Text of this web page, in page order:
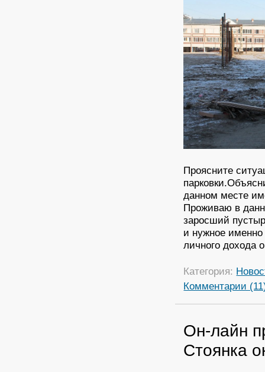
Проясните
данном месте
Проживаю в
заросший
и нужное
личного дохода
Категория:
Комментарии
Он-лайн
Стоянка